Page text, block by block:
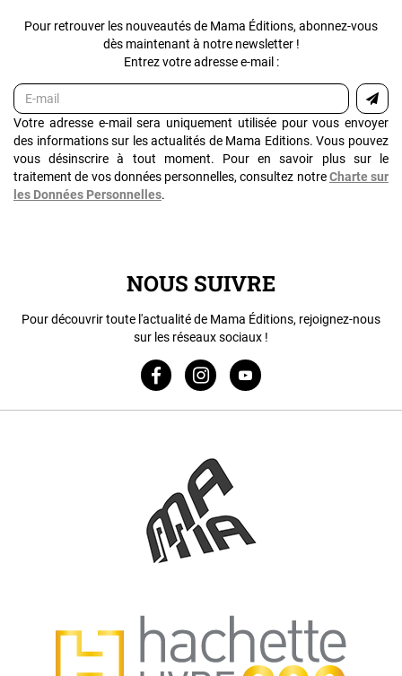
Pour retrouver les nouveautés de Mama Éditions, abonnez-vous
dès maintenant à notre newsletter !
Entrez votre adresse e-mail :
Votre adresse e-mail sera uniquement utilisée pour vous envoyer
des informations sur les actualités de Mama Editions. Vous pouvez
vous désinscrire à tout moment. Pour en savoir plus sur le
traitement de vos données personnelles, consultez notre Charte sur
les Données Personnelles.
NOUS SUIVRE
Pour découvrir toute l'actualité de Mama Éditions, rejoignez-nous
sur les réseaux sociaux !